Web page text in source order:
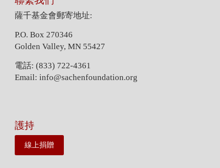
薩千基金會郵寄地址:
P.O. Box 270346
Golden Valley, MN 55427
電話: (833) 722-4361
Email: info@sachenfoundation.org
護持
線上捐贈